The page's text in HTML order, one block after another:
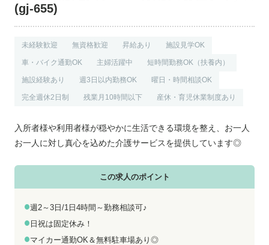
0800-555-1109 無料お仕事相談
(gj-655)
未経験歓迎 無資格歓迎 昇給あり 施設見学OK
車・バイク通勤OK 主婦活躍中 短時間勤務OK（扶養内）
施設経験あり 週3日以内勤務OK 曜日・時間相談OK
完全週休2日制 残業月10時間以下 産休・育児休業制度あり
入所者様や利用者様が穏やかに生活できる環境を整え、お一人
お一人に対し真心を込めた介護サービスを提供しています◎
この求人のポイント
週2～3日/1日4時間～勤務相談可♪
日祝は固定休み！
マイカー通勤OK＆無料駐車場あり◎